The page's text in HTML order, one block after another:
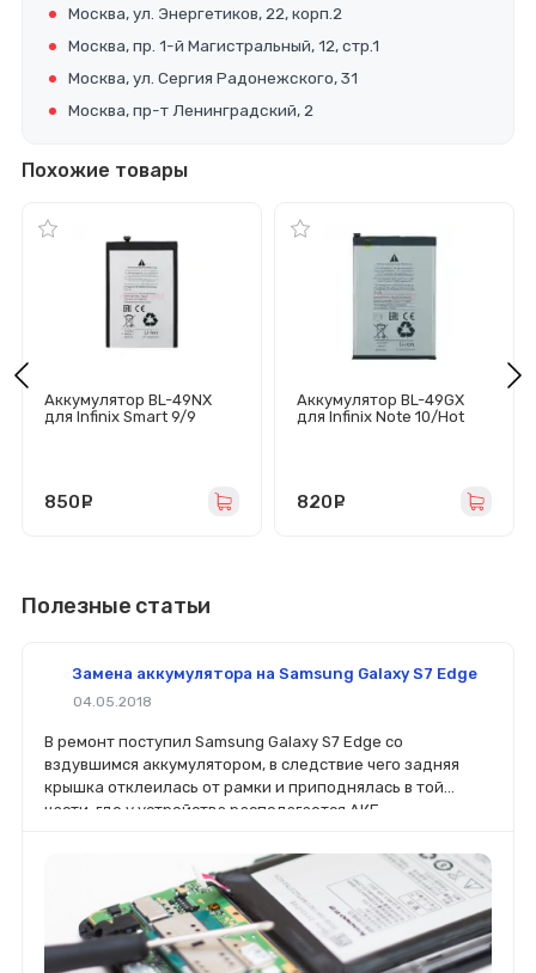
Москва, ул. Энергетиков, 22, корп.2
Москва, пр. 1-й Магистральный, 12, стр.1
Москва, ул. Сергия Радонежского, 31
Москва, пр-т Ленинградский, 2
Похожие товары
Аккумулятор BL-49NX
для Infinix Smart 9/9
850
Аккумулятор BL-49GX
для Infinix Note 10/Hot
820
Полезные статьи
Замена аккумулятора на Samsung Galaxy S7 Edge
04.05.2018
В ремонт поступил Samsung Galaxy S7 Edge со
вздувшимся аккумулятором, в следствие чего задняя
крышка отклеилась от рамки и приподнялась в той
части, где у устройства располагается АКБ.